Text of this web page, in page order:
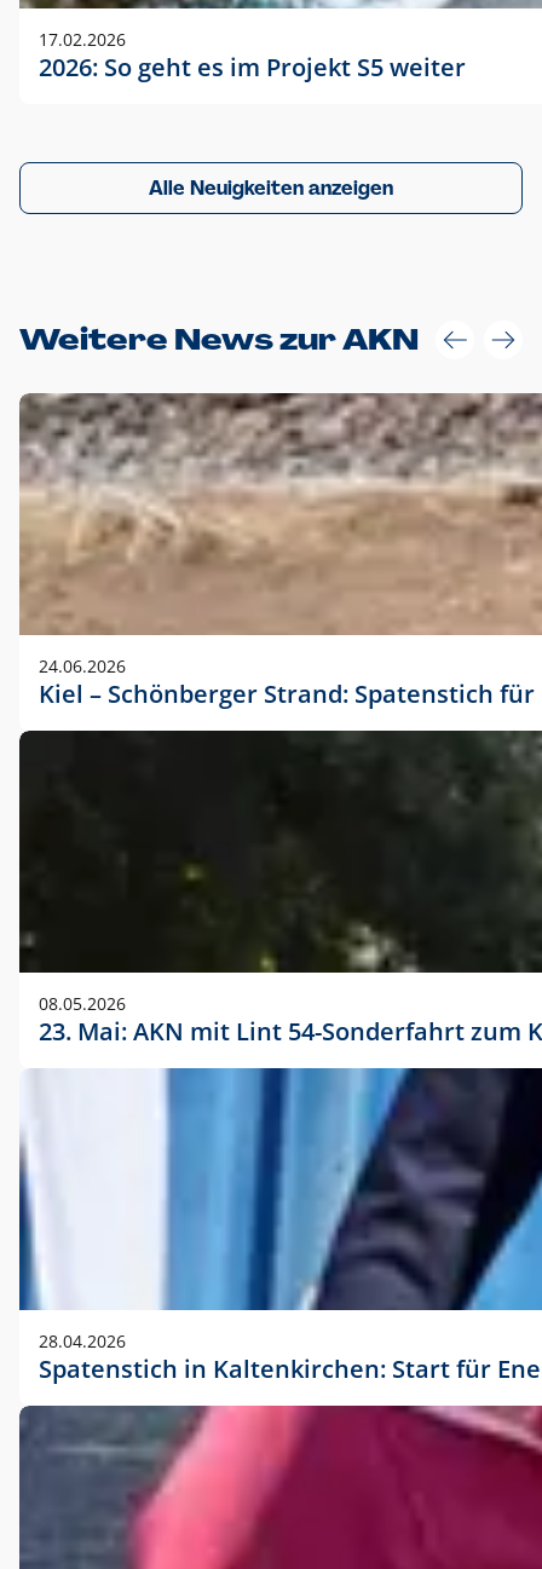
17.02.2026
2026: So geht es im Projekt S5 weiter
Alle Neuigkeiten anzeigen
Weitere News zur AKN
24.06.2026
Kiel – Schönberger Strand: Spatenstich
08.05.2026
23. Mai: AKN mit Lint 54-Sonderfahrt
28.04.2026
Spatenstich in Kaltenkirchen: Start für